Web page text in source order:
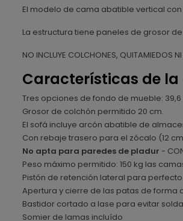
El modelo de cama abatible vertical
La estructura tiene paneles de grosor
NO INCLUYE COLCHONES, QUITAMIEDOS
Características de
Tres opciones de fondo de mueble:
Grosor de colchón permitido 20 cm.
El sofá incluye arcón abatible de
Con rebaje trasero para el zócalo (12
No apta para paredes de pladur -
Peso máximo permitido: 150 kg las
Pistón de retención lateral para
Apertura y cierre de las patas de forma
Bastidor cortado a lase para evitar
Somier de lamas incluído